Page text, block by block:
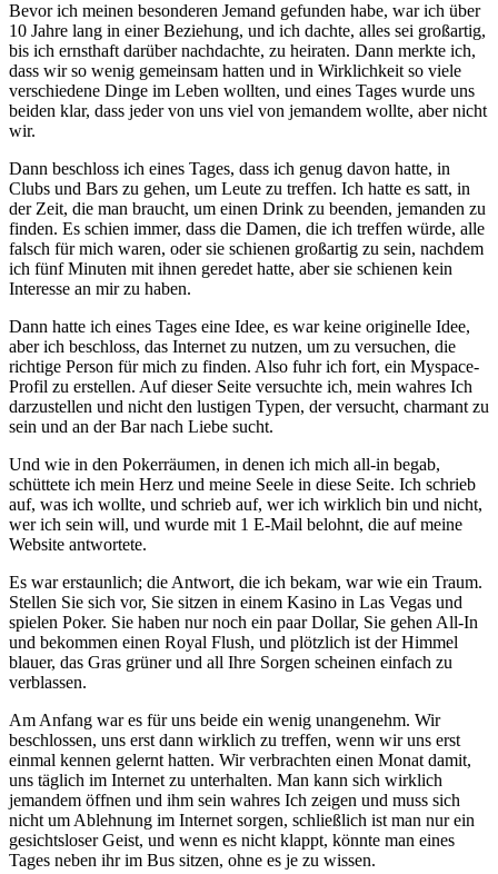
Bevor ich meinen besonderen Jemand gefunden habe, war ich über
10 Jahre lang in einer Beziehung, und ich dachte, alles sei großartig,
bis ich ernsthaft darüber nachdachte, zu heiraten. Dann merkte ich,
dass wir so wenig gemeinsam hatten und in Wirklichkeit so viele
verschiedene Dinge im Leben wollten, und eines Tages wurde uns
beiden klar, dass jeder von uns viel von jemandem wollte, aber nicht
wir.
Dann beschloss ich eines Tages, dass ich genug davon hatte, in
Clubs und Bars zu gehen, um Leute zu treffen. Ich hatte es satt, in
der Zeit, die man braucht, um einen Drink zu beenden, jemanden zu
finden. Es schien immer, dass die Damen, die ich treffen würde, alle
falsch für mich waren, oder sie schienen großartig zu sein, nachdem
ich fünf Minuten mit ihnen geredet hatte, aber sie schienen kein
Interesse an mir zu haben.
Dann hatte ich eines Tages eine Idee, es war keine originelle Idee,
aber ich beschloss, das Internet zu nutzen, um zu versuchen, die
richtige Person für mich zu finden. Also fuhr ich fort, ein Myspace-
Profil zu erstellen. Auf dieser Seite versuchte ich, mein wahres Ich
darzustellen und nicht den lustigen Typen, der versucht, charmant zu
sein und an der Bar nach Liebe sucht.
Und wie in den Pokerräumen, in denen ich mich all-in begab,
schüttete ich mein Herz und meine Seele in diese Seite. Ich schrieb
auf, was ich wollte, und schrieb auf, wer ich wirklich bin und nicht,
wer ich sein will, und wurde mit 1 E-Mail belohnt, die auf meine
Website antwortete.
Es war erstaunlich; die Antwort, die ich bekam, war wie ein Traum.
Stellen Sie sich vor, Sie sitzen in einem Kasino in Las Vegas und
spielen Poker. Sie haben nur noch ein paar Dollar, Sie gehen All-In
und bekommen einen Royal Flush, und plötzlich ist der Himmel
blauer, das Gras grüner und all Ihre Sorgen scheinen einfach zu
verblassen.
Am Anfang war es für uns beide ein wenig unangenehm. Wir
beschlossen, uns erst dann wirklich zu treffen, wenn wir uns erst
einmal kennen gelernt hatten. Wir verbrachten einen Monat damit,
uns täglich im Internet zu unterhalten. Man kann sich wirklich
jemandem öffnen und ihm sein wahres Ich zeigen und muss sich
nicht um Ablehnung im Internet sorgen, schließlich ist man nur ein
gesichtsloser Geist, und wenn es nicht klappt, könnte man eines
Tages neben ihr im Bus sitzen, ohne es je zu wissen.